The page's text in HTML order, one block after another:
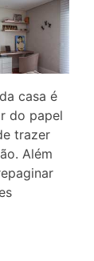
casa é
do papel
trazer
Além